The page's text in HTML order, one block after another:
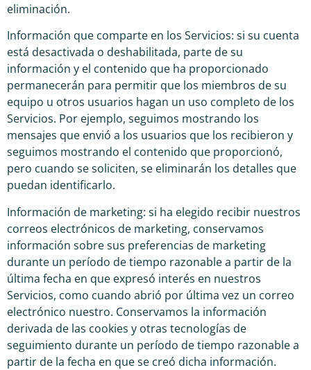
eliminación.
Información que comparte en los Servicios: si su cuenta
está desactivada o deshabilitada, parte de su
información y el contenido que ha proporcionado
permanecerán para permitir que los miembros de su
equipo u otros usuarios hagan un uso completo de los
Servicios. Por ejemplo, seguimos mostrando los
mensajes que envió a los usuarios que los recibieron y
seguimos mostrando el contenido que proporcionó,
pero cuando se soliciten, se eliminarán los detalles que
puedan identificarlo.
Información de marketing: si ha elegido recibir nuestros
correos electrónicos de marketing, conservamos
información sobre sus preferencias de marketing
durante un período de tiempo razonable a partir de la
última fecha en que expresó interés en nuestros
Servicios, como cuando abrió por última vez un correo
electrónico nuestro. Conservamos la información
derivada de las cookies y otras tecnologías de
seguimiento durante un período de tiempo razonable a
partir de la fecha en que se creó dicha información.